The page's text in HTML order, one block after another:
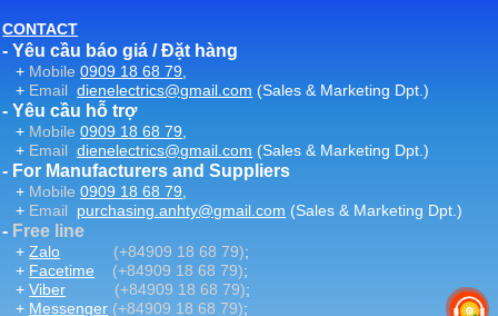
CONTACT
- Yêu cầu báo giá / Đặt hàng
+ Mobile 0909 18 68 79
+ Email dienelectrics@gmail.com (Sales & Marketing Dpt.)
- Yêu cầu hỗ trợ
+ Mobile 0909 18 68 79
+ Email dienelectrics@gmail.com (Sales & Marketing Dpt.)
- For Manufacturers and Suppliers
+ Mobile 0909 18 68 79
+ Email purchasing.anhty@gmail.com (Sales & Marketing Dpt.)
- Free line
+Zalo (+84909 18 68 79);
+ Facetime (+84909 18 68 79);
+Viber (+84909 18 68 79);
+ Messenger (+84909 18 68 79);